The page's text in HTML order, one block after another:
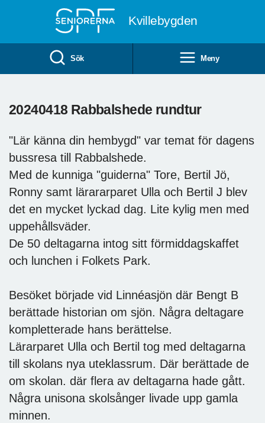
Kvillebygden
Sök Meny
20240418 Rabbalshede rundtur
"Lär känna din hembygd" var temat för dagens
bussresa till Rabbalshede.
Med de kunniga "guiderna" Tore, Bertil Jö,
Ronny samt lärararparet Ulla och Bertil J blev
det en mycket lyckad dag. Lite kylig men med
uppehållsväder.
De 50 deltagarna intog sitt förmiddagskaffet
och lunchen i Folkets Park.
Besöket började vid Linnéasjön där Bengt B
berättade historian om sjön. Några deltagare
kompletterade hans berättelse.
Lärarparet Ulla och Bertil tog med deltagarna
till skolans nya uteklassrum. Där berättade de
om skolan. där flera av deltagarna hade gått.
Några unisona skolsånger livade upp gamla
minnen.